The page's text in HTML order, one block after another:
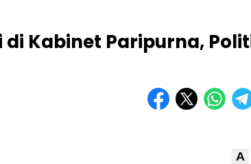
Kabinet Paripurna,
A